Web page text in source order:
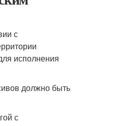
с
исполнения
должно быть
с